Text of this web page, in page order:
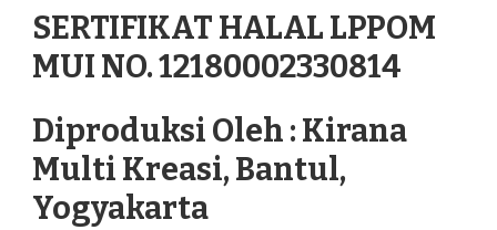
SERTIFIKAT HALAL LPPOM
MUI NO. 12180002330814
Diproduksi Oleh : Kirana
Multi Kreasi, Bantul,
Yogyakarta